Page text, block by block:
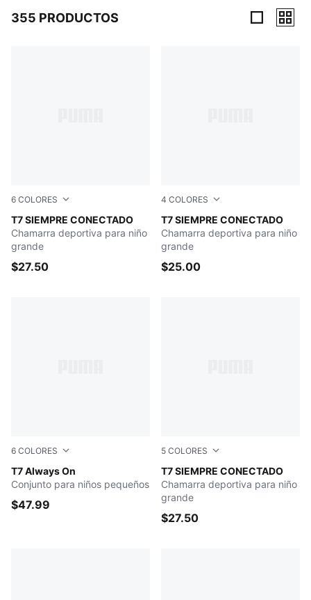
355 PRODUCTOS
6 COLORES
T7 SIEMPRE CONECTADO
Emerald Ice
Chamarra deportiva para niño
grande
$27.50
4 COLORES
T7 SIEMPRE CONECTADO
Emerald Ice
Chamarra deportiva para niño
grande
$25.00
6 COLORES
T7 Always On
Emerald Ice
Conjunto para niños pequeños
$47.99
5 COLORES
T7 SIEMPRE CONECTADO
Wild Pink
Chamarra deportiva para niño
grande
$27.50